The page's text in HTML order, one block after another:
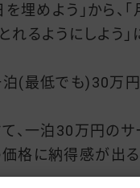
を埋めよう」から、
れるようにしよう」
(最低でも)30万円
て、一泊30万円の
価格に納得感が出